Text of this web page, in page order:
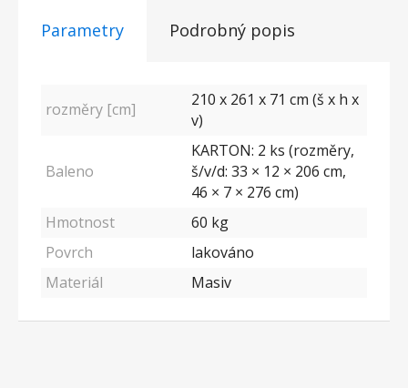
Parametry Podrobný popis
rozměry [cm]
210 x 261 x 71 cm (š x h x
v)
Baleno
KARTON: 2 ks (rozměry,
š/v/d: 33 × 12 × 206 cm,
46 × 7 × 276 cm)
Hmotnost
60 kg
Povrch
lakováno
Materiál
Masiv